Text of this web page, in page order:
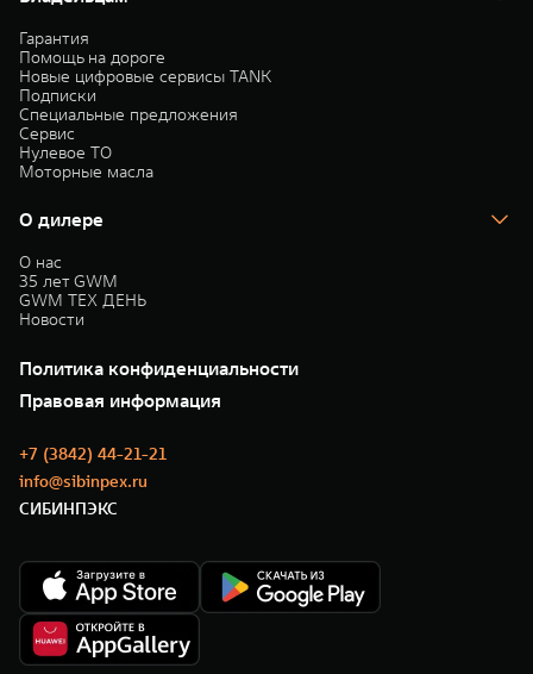
Гарантия
Помощь на дороге
Новые цифровые сервисы TANK
Подписки
Специальные предложения
Сервис
Нулевое ТО
Моторные масла
О дилере
О нас
35 лет GWM
GWM ТЕХ ДЕНЬ
Новости
Политика конфиденциальности
Правовая информация
+7 (3842) 44-21-21
info@sibinpex.ru
СИБИНПЭКС